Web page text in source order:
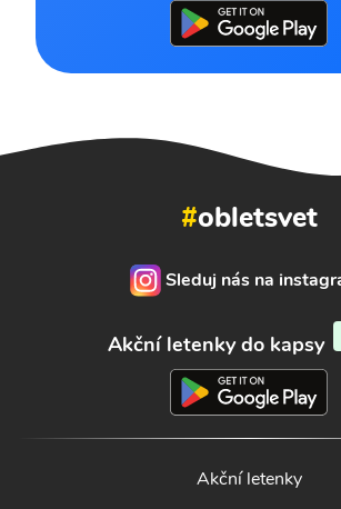
#obletsvet
Sleduj nás na
Akční letenky do kapsy
Akční letenky